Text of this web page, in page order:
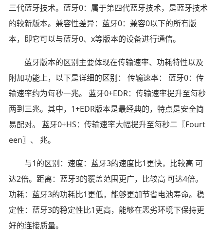
三代蓝牙技术。蓝牙0：属于第四代蓝牙技术，是蓝牙技术
的较新版本。兼容性差异：蓝牙0：兼容0以下的所有版
本，即它可以与蓝牙0、x等版本的设备进行通信。
蓝牙版本的区别主要体现在传输速率、功耗特性以及
附加功能上，以下是详细的区别： 传输速率： 蓝牙0：传
输速率约为每秒一兆。 蓝牙0+EDR：传输速率提升至每秒
两到三兆。其中，1+EDR版本是最经典的，特点是安全简
易配对。 蓝牙0+HS：传输速率大幅提升至每秒二〖Fourt
een〗、 兆。
与1的区别：速度：蓝牙3的速度比1更快，比较高 可
达2倍。距离：蓝牙3的覆盖范围更广，比较高 可达4倍。
功耗：蓝牙3的功耗比1更低，能够更加节省电池寿命。稳
定性：蓝牙3的稳定性比1更高，能够在恶劣环境下保持更
好的连接质量。